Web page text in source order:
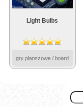
Light Bulbs
gry planszowe / board